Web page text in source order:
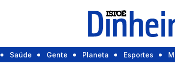
Saúde Gente Planeta Esportes